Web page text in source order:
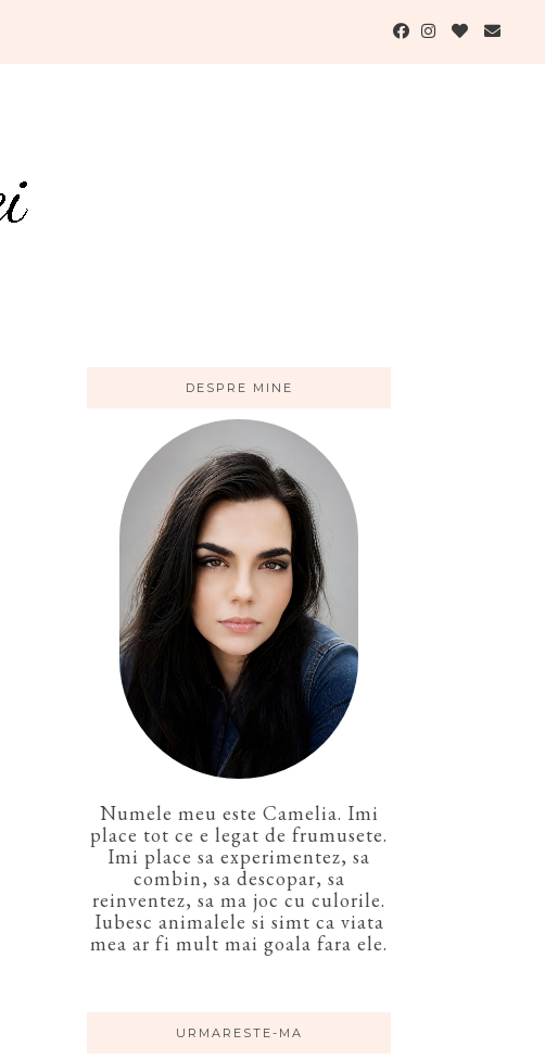
DESPRE MINE
Numele meu este Camelia. Imi
place tot ce e legat de frumusete.
Imi place sa experimentez, sa
combin, sa descopar, sa
reinventez, sa ma joc cu culorile.
Iubesc animalele si simt ca viata
mea ar fi mult mai goala fara ele.
URMARESTE-MA